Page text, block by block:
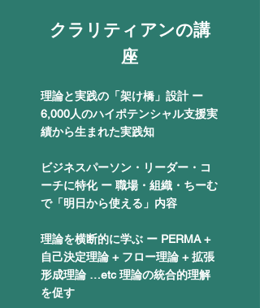
​クラリティアンの講
座
理論と実践の「架け橋」設計 ー
6,000人のハイポテンシャル支援実
績から生まれた実践知
ビジネスパーソン・リーダー・コ
ーチに特化 ー 職場・組織・ちーむ
で「明日から使える」内容
​理論を横断的に学ぶ ー PERMA +
自己決定理論 + フロー理論 + 拡張
形成理論 …etc 理論の統合的理解
を促す